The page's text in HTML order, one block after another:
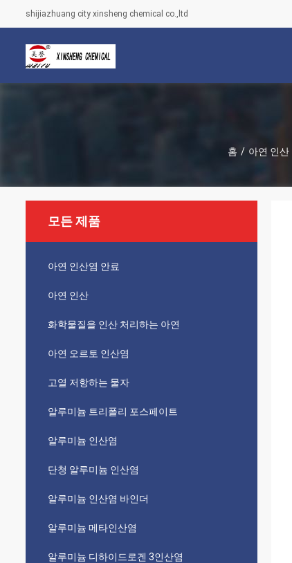
shijiazhuang city xinsheng chemical co.,ltd
홈 / 아연 인산
모든 제품
아연 인산염 안료
아연 인산
화학물질을 인산 처리하는 아연
아연 오르토 인산염
고열 저항하는 물자
알루미늄 트리폴리 포스페이트
알루미늄 인산염
단청 알루미늄 인산염
알루미늄 인산염 바인더
알루미늄 메타인산염
알루미늄 디하이드로겐 3인산염